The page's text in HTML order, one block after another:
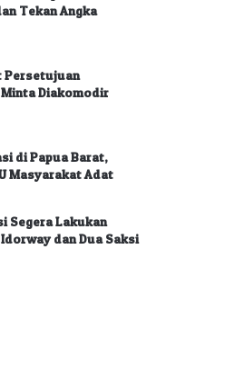
Tekan Angka
Persetujuan
Diakomodir
di Papua Barat,
Masyarakat Adat
Segera Lakukan
dan Dua Saksi